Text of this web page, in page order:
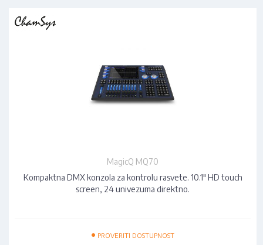
MagicQ MQ70
Kompaktna DMX konzola za kontrolu rasvete. 10.1" HD touch
screen, 24 univezuma direktno.
• PROVERITI DOSTUPNOST